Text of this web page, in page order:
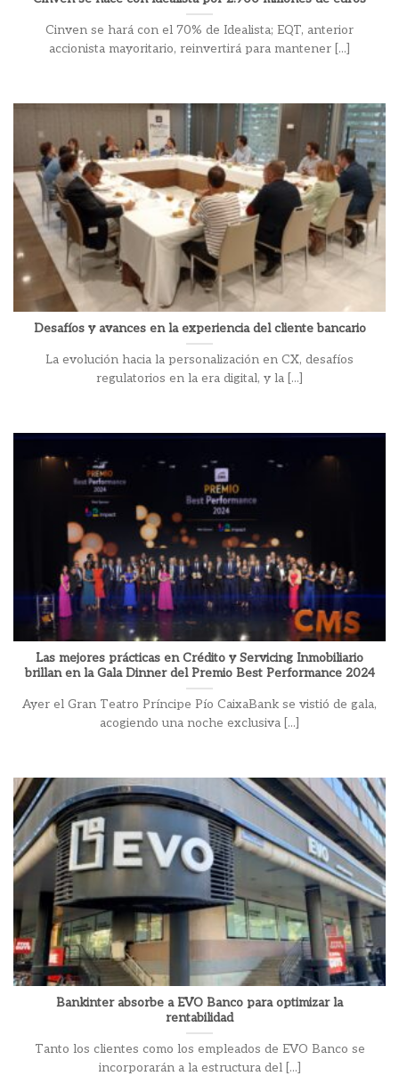
Cinven se hará con el 70% de Idealista; EQT, anterior
accionista mayoritario, reinvertirá para mantener [...]
Desafíos y avances en la experiencia del cliente bancario
La evolución hacia la personalización en CX, desafíos
regulatorios en la era digital, y la [...]
Las mejores prácticas en Crédito y Servicing Inmobiliario
brillan en la Gala Dinner del Premio Best Performance 2024
Ayer el Gran Teatro Príncipe Pío CaixaBank se vistió de gala,
acogiendo una noche exclusiva [...]
Bankinter absorbe a EVO Banco para optimizar la
rentabilidad
Tanto los clientes como los empleados de EVO Banco se
incorporarán a la estructura del [...]